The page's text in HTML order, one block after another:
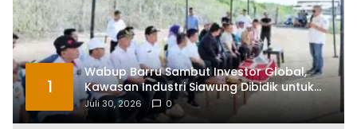
1
Wabup Barru Sambut Investor Global,
Kawasan Industri Siawung Dibidik untuk
Hilirisasi Bawang Putih
Juli 30, 2026 0